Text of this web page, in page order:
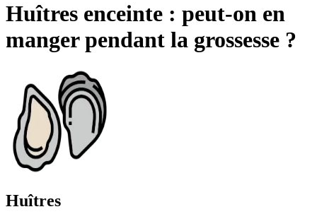
Huîtres enceinte : peut-on en
manger pendant la grossesse ?
Huîtres